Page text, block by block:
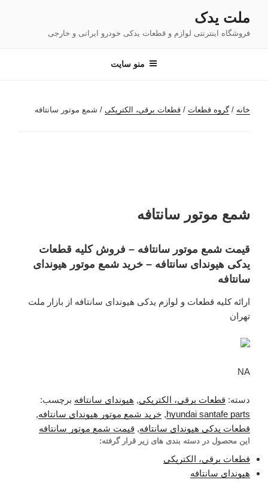
محتوا
ملت یدک
فروشگاه اینترنتی لوازم و قطعات یدکی خودرو ایرانی و خارجی
منو سایت
خانه /گروه قطعات / قطعات برقی، الکتریکی / شمع موتور سانتافه
شمع موتور سانتافه
قیمت شمع موتور سانتافه – فروش کلیه قطعات
یدکی هیوندای سانتافه – خرید شمع موتور هیوندای
سانتافه
ارائه کلیه قطعات و لوازم یدکی هیوندای سانتافه از بازار ملت
تهران
NA
دسته: قطعات برقی، الکتریکی, هیوندای سانتافه برچسب:
hyundai santafe parts
, خرید شمع موتور هیوندای سانتافه,
قطعات یدکی هیوندای سانتافه, قیمت شمع موتور سانتافه
این محصول در دسته بندی های زیر قرار گرفته:
قطعات برقی، الکتریکی
هیوندای سانتافه